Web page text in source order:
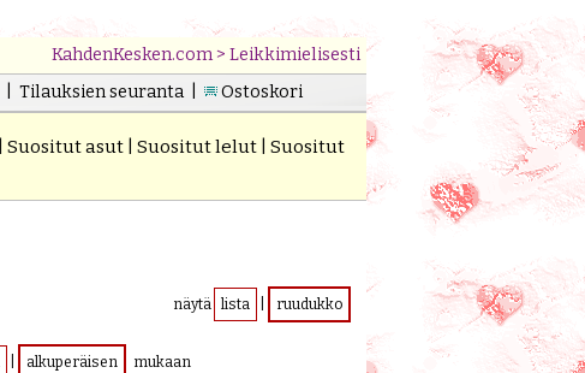
KahdenKesken.com > Leikkimielisesti
Tilauksien seuranta| Ostoskori
Suositut asut Suositut lelut
Suositut
näytä lista ruudukko
alkuperäisen mukaan